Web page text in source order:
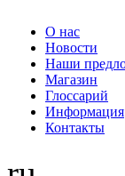
О нас
Новости
Наши
Магазин
Глоссарий
Информация
Контакты